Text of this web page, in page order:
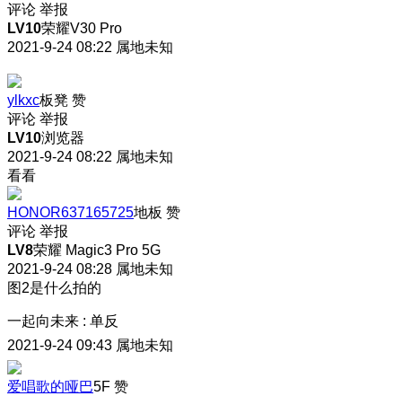
评论 举报
LV10荣耀V30 Pro
2021-9-24 08:22 属地未知
ylkxc板凳 赞
评论 举报
LV10浏览器
2021-9-24 08:22 属地未知
看看
HONOR637165725地板 赞
评论 举报
LV8荣耀 Magic3 Pro 5G
2021-9-24 08:28 属地未知
图2是什么拍的
一起向未来 : 单反
2021-9-24 09:43 属地未知
爱唱歌的哑巴5F 赞